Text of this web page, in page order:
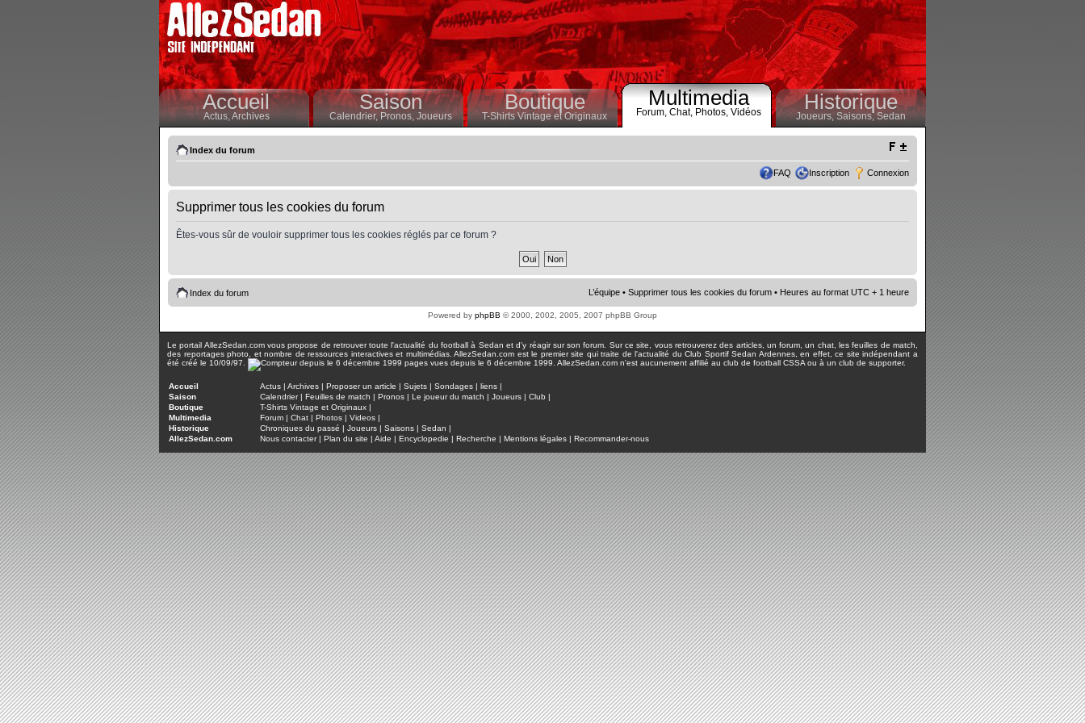
Accueil
Actus,Archives
Saison
Calendrier,Pronos, Joueurs
Boutique
T-Shirts Vintage et Originaux
Multimedia
Forum, Chat, Photos, Vidéos Historique
Joueurs, Saisons,Sedan
Index du forum
FAQ Inscription Connexion
Supprimer tous les cookies du forum
Êtes-vous sûr de vouloir supprimer tous les cookies réglés par ce forum ?
Index du forum L’équipe • Supprimer tous les cookies du forum • Heures au format UTC + 1 heure
Powered by phpBB © 2000, 2002, 2005, 2007 phpBB Group
Le portail AllezSedan.com vous propose de retrouver toute l'actualité du football à Sedan et d'y réagir sur son forum. Sur ce site, vous retrouverez des articles, un forum, un chat, les feuilles de match,
des reportages photo, et nombre de ressources interactives et multimédias. AllezSedan.com est le premier site qui traite de l'actualité du Club Sportif Sedan Ardennes, en effet, ce site indépendant a
été créé le 10/09/97.
pages vues depuis le 6 décembre 1999. AllezSedan.com n'est aucunement affilié au club de football CSSA ou à un club de supporter.
Accueil Actus | Archives | Proposer un article | Sujets | Sondages | liens |
Saison
Calendrier| Feuilles de match | Pronos | Le joueur du match | Joueurs | Club |
Boutique
T-Shirts Vintage et Originaux |
Multimedia
Forum | Chat | Photos | Videos |
Historique
Chroniques du passé | Joueurs | Saisons | Sedan |
AllezSedan.com
Nous contacter| Plan du site | Aide | Encyclopedie | Recherche | Mentions légales | Recommander-nous